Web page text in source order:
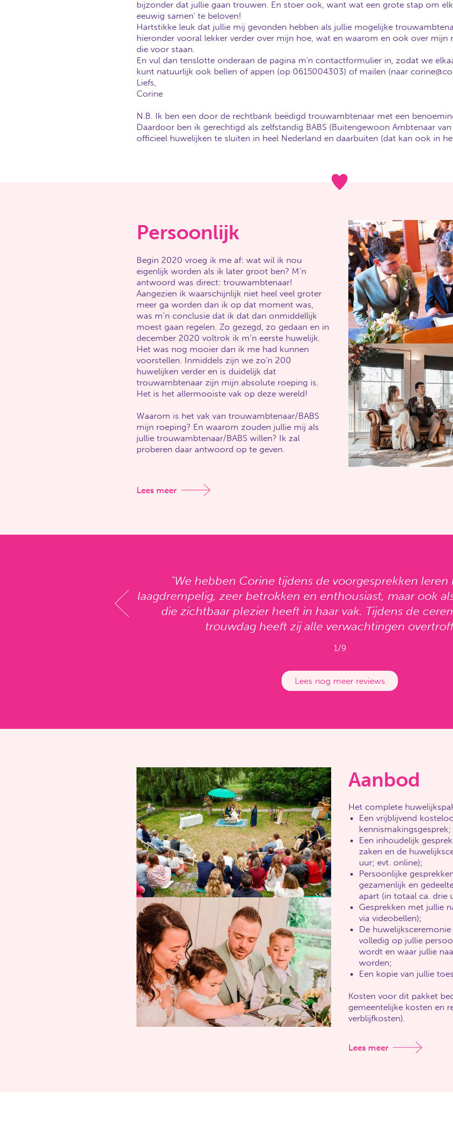
bijzonder dat jullie gaan trouwen. En stoer ook, want wat een grote stap om
eeuwig samen' te beloven!
Hartstikke leuk dat jullie mij gevonden hebben als jullie mogelijke
hieronder vooral lekker verder over mijn hoe, wat en waarom en ook over mijn
die voor staan.
En vul dan tenslotte onderaan de pagina m'n contactformulier in, zodat we
kunt natuurlijk ook bellen of appen (op 0615004303) of mailen (naar
Liefs,
Corine
N.B. Ik ben een door de rechtbank beëdigd trouwambtenaar met een
Daardoor ben ik gerechtigd als zelfstandig BABS (Buitengewoon Ambtenaar
officieel huwelijken te sluiten in heel Nederland en daarbuiten (dat kan ook in
Persoonlijk
Begin 2020 vroeg ik me af: wat wil ik nou
eigenlijk worden als ik later groot ben? M’n
antwoord was direct: trouwambtenaar!
Aangezien ik waarschijnlijk niet heel veel groter
meer ga worden dan ik op dat moment was,
was m’n conclusie dat ik dat dan onmiddellijk
moest gaan regelen. Zo gezegd, zo gedaan en in
december 2020 voltrok ik m’n eerste huwelijk.
Het was nog mooier dan ik me had kunnen
voorstellen. Inmiddels zijn we zo'n 200
huwelijken verder en is duidelijk dat
trouwambtenaar zijn mijn absolute roeping is.
Het is het allermooiste vak op deze wereld!
Waarom is het vak van trouwambtenaar/BABS
mijn roeping? En waarom zouden jullie mij als
jullie trouwambtenaar/BABS willen? Ik zal
proberen daar antwoord op te geven.
"We hebben Corine tijdens de voorgesprekken leren
laagdrempelig, zeer betrokken en enthousiast, maar ook
die zichtbaar plezier heeft in haar vak. Tijdens de
trouwdag heeft zij alle verwachtingen
we hadden
heel betrokken!"
1/9
Lees nog meer reviews
Aanbod
Het complete
Een vrijblijvend
kennismakingsgesprek;
Een inhoudelijk
zaken en de
uur; evt. online);
Persoonlijke
gezamenlijk en
apart (in totaal ca. drie
Gesprekken met jullie
via videobellen);
De huwelijksceremonie
volledig op jullie
wordt en waar jullie
worden;
Een kopie van jullie
Kosten voor dit pakket
gemeentelijke kosten en
verblijfkosten).